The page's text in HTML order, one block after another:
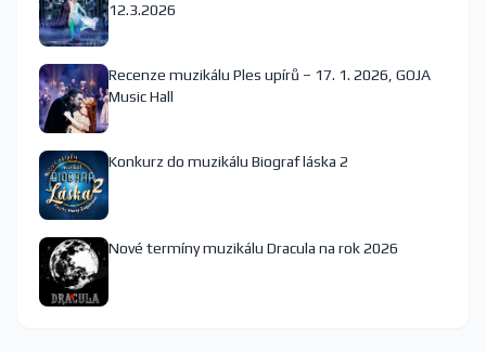
12.3.2026
Recenze muzikálu Ples upírů – 17. 1. 2026, GOJA
Music Hall
Konkurz do muzikálu Biograf láska 2
Nové termíny muzikálu Dracula na rok 2026